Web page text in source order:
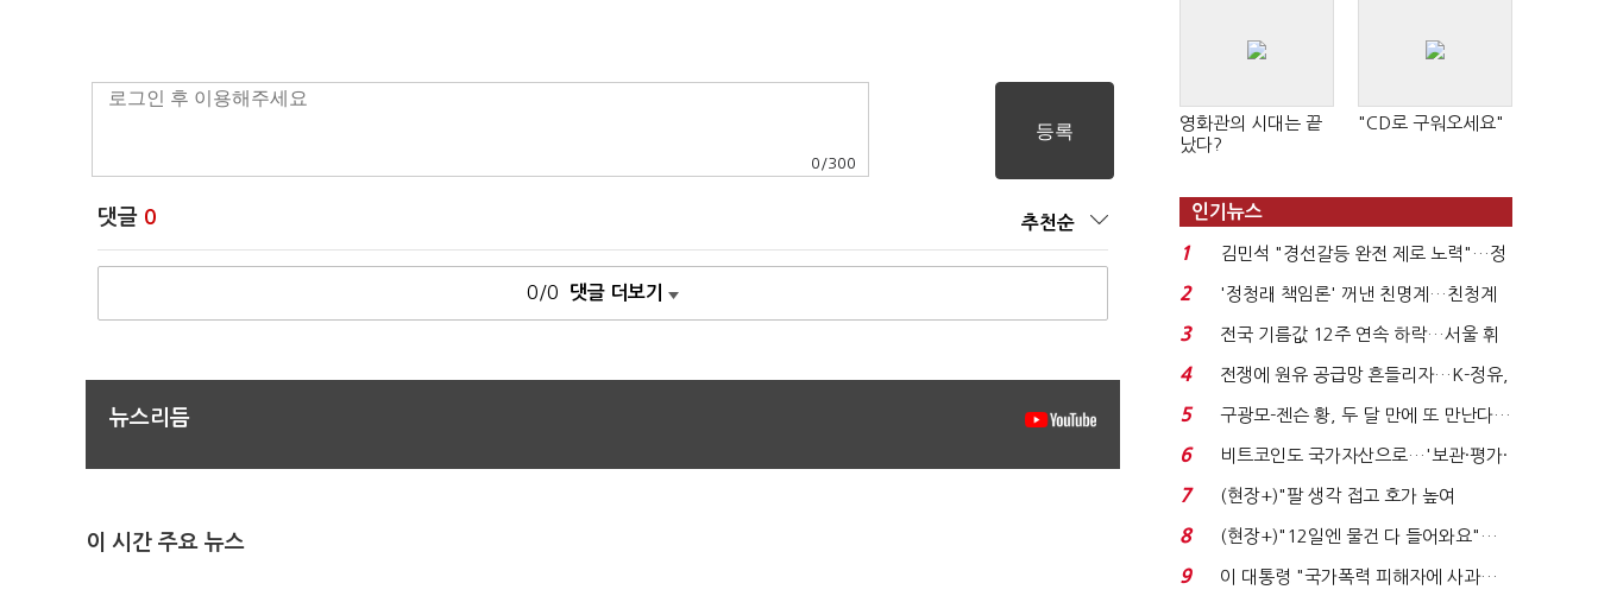
0 /300
댓글 0 추천순
0/0 댓글 더보기
뉴스리듬
이 시간 주요 뉴스
영화관의 시대는 끝
났다?
"CD로 구워오세요"
인기뉴스
1
김민석 "경선갈등 완전 제로 노력"…정
청래 "반명 공세 사...
2
'정청래 책임론' 꺼낸 친명계…친청계
는 추가투표 때리기...
3
전국 기름값 12주 연속 하락…서울 휘
발윳값 1909원...
4
전쟁에 원유 공급망 흔들리자…K-정유,
에너지안보 핵심...
5
구광모-젠슨 황, 두 달 만에 또 만난다…
로봇·AI 등 논...
6
비트코인도 국가자산으로…'보관·평가·
처분' 기준은 ...
7
(현장+)"팔 생각 접고 호가 높여
요"…'덜 똘똘한 한 채' 20...
8
(현장+)"12일엔 물건 다 들어와요"…
빈 매대 채우며 문 연 ...
9
이 대통령 "국가폭력 피해자에 사과…